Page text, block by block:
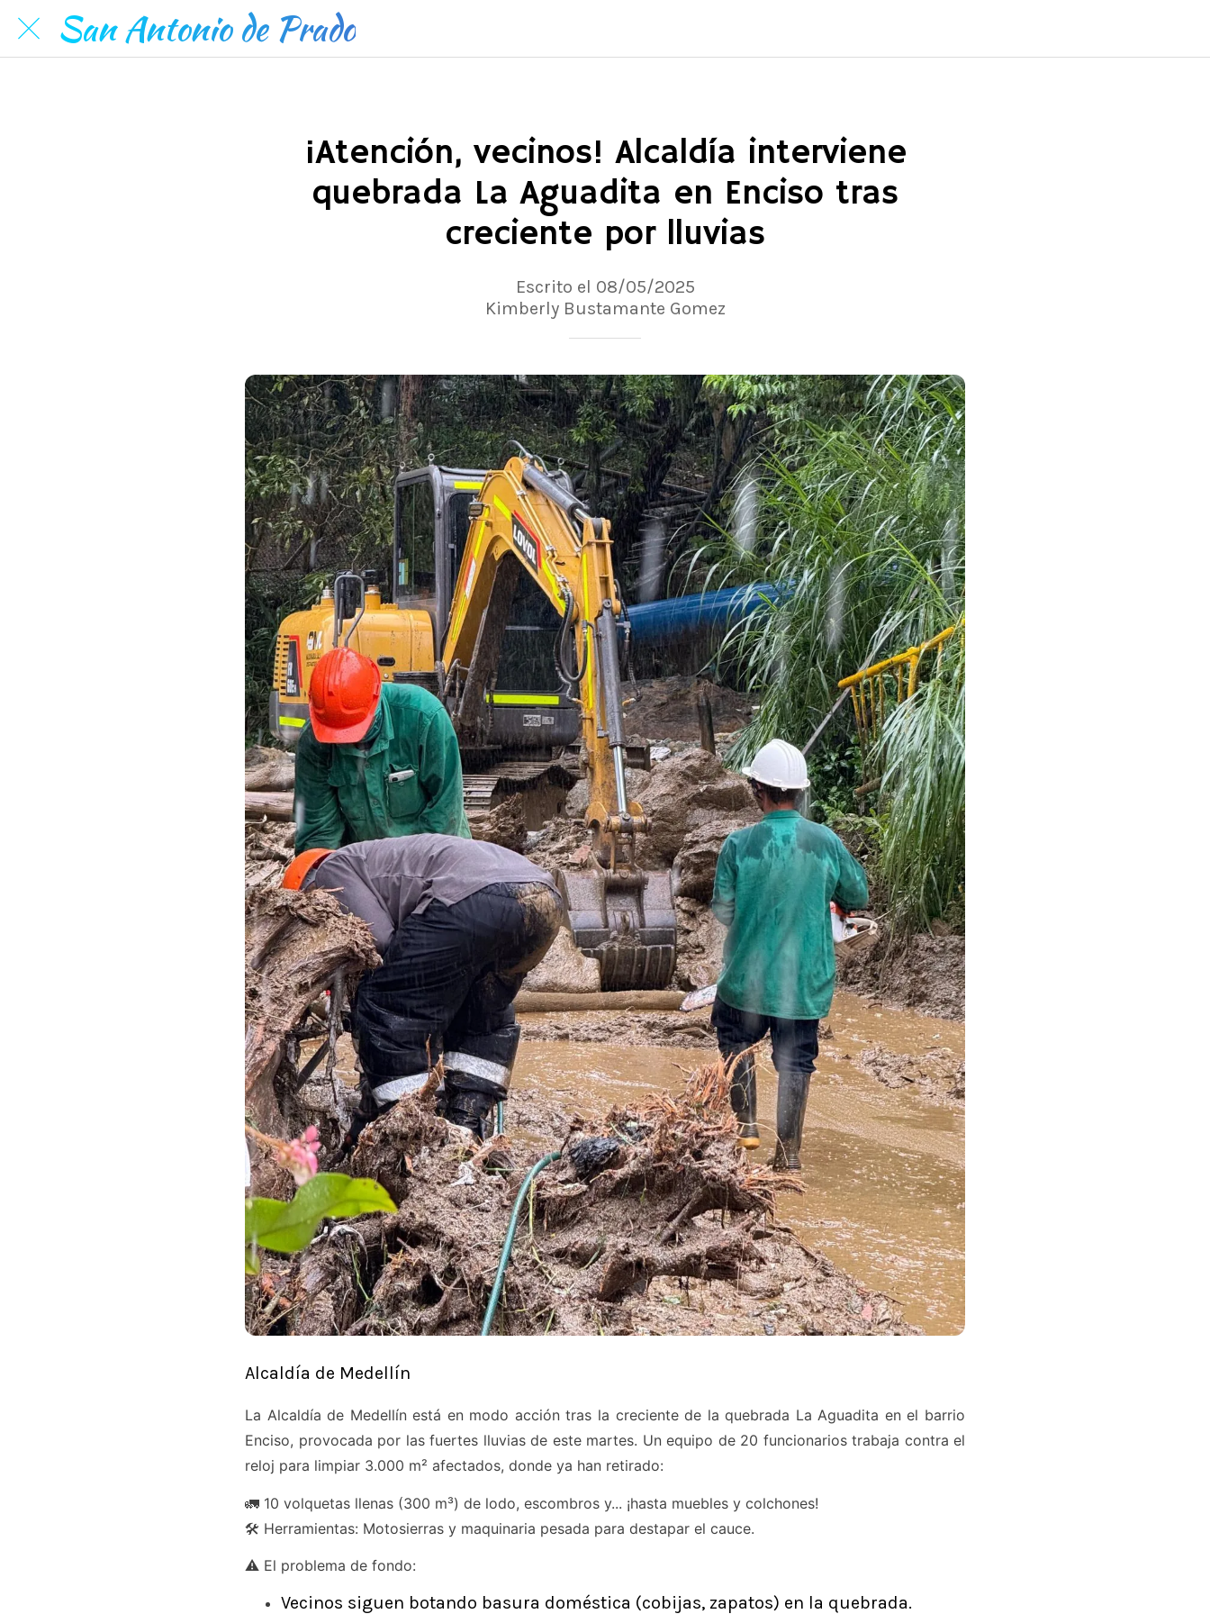
San Antonio de Prado
¡Atención, vecinos! Alcaldía interviene
quebrada La Aguadita en Enciso tras
creciente por lluvias
Escrito el 08/05/2025
Kimberly Bustamante Gomez
Alcaldía de Medellín
La Alcaldía de Medellín está en modo acción tras la creciente de la quebrada La Aguadita en el barrio
Enciso, provocada por las fuertes lluvias de este martes. Un equipo de 20 funcionarios trabaja contra el
reloj para limpiar 3.000 m² afectados, donde ya han retirado:
🚛 10 volquetas llenas (300 m³) de lodo, escombros y... ¡hasta muebles y colchones!
🛠️ Herramientas: Motosierras y maquinaria pesada para destapar el cauce.
⚠️ El problema de fondo:
Vecinos siguen botando basura doméstica (cobijas, zapatos) en la quebrada.